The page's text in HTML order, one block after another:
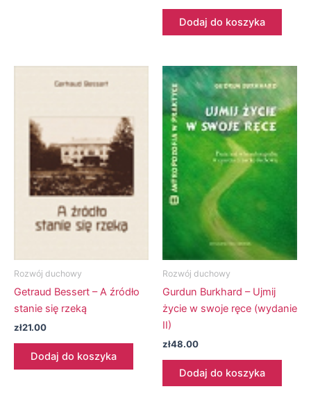
Dodaj do koszyka
Rozwój duchowy
Getraud Bessert – A źródło
stanie się rzeką
zł21.00
Dodaj do koszyka
Rozwój duchowy
Gurdun Burkhard – Ujmij
życie w swoje ręce (wydanie
II)
zł48.00
Dodaj do koszyka